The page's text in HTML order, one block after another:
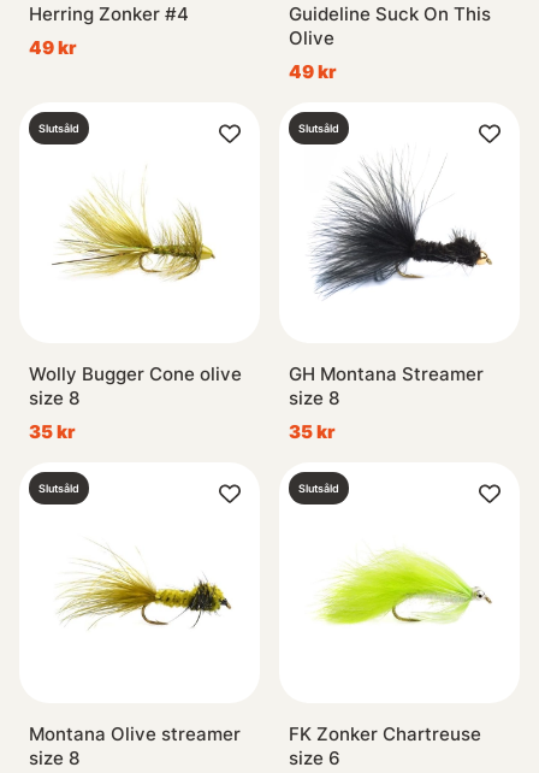
Herring Zonker #4
49 kr
Guideline Suck On This
Olive
49 kr
Slutsåld
Wolly Bugger Cone olive
size 8
35 kr
Slutsåld
GH Montana Streamer
size 8
35 kr
Slutsåld
Montana Olive streamer
size 8
Slutsåld
FK Zonker Chartreuse
size 6